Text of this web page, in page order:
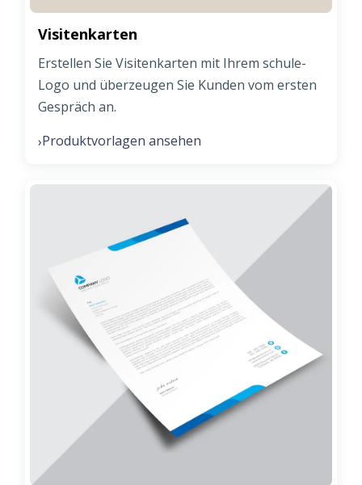
Visitenkarten
Erstellen Sie Visitenkarten mit Ihrem schule-
Logo und überzeugen Sie Kunden vom ersten
Gespräch an.
›Produktvorlagen ansehen